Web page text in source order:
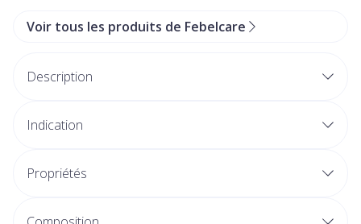
Voir tous les produits de Febelcare
Description
Indication
Propriétés